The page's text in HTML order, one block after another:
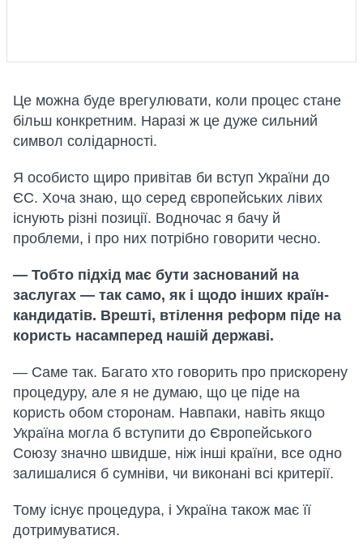
Це можна буде врегулювати, коли процес стане
більш конкретним. Наразі ж це дуже сильний
символ солідарності.
Я особисто щиро привітав би вступ України до
ЄС. Хоча знаю, що серед європейських лівих
існують різні позиції. Водночас я бачу й
проблеми, і про них потрібно говорити чесно.
— Тобто підхід має бути заснований на
заслугах — так само, як і щодо інших країн-
кандидатів. Врешті, втілення реформ піде на
користь насамперед нашій державі.
— Саме так. Багато хто говорить про прискорену
процедуру, але я не думаю, що це піде на
користь обом сторонам. Навпаки, навіть якщо
Україна могла б вступити до Європейського
Союзу значно швидше, ніж інші країни, все одно
залишалися б сумніви, чи виконані всі критерії.
Тому існує процедура, і Україна також має її
дотримуватися.